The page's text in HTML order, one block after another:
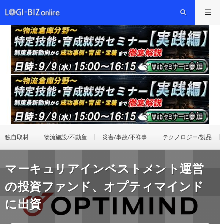
独自取材 物流施設/不動産 災害/事故/不祥事 テクノロジー/製品
マーキュリアインベストメント運営
の投資ファンド、オプティマインド
に出資